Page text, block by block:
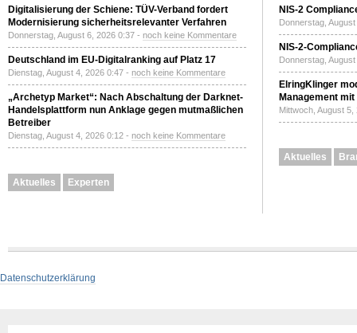
Digitalisierung der Schiene: TÜV-Verband fordert
Modernisierung sicherheitsrelevanter Verfahren
Donnerstag, August 6, 2026 0:37 - noch keine Kommentare
Deutschland im EU-Digitalranking auf Platz 17
Dienstag, August 4, 2026 0:47 - noch keine Kommentare
„Archetyp Market“: Nach Abschaltung der Darknet-
Handelsplattform nun Anklage gegen mutmaßlichen
Betreiber
Dienstag, August 4, 2026 0:12 - noch keine Kommentare
Aktuelles Experten
NIS-2
Donnerstag,
NIS-2-
Donnerstag,
ElringKlinger
Management
Mittwoch, August
Aktuelles
Datenschutzerklärung